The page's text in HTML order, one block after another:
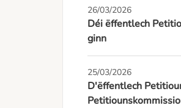
26/03/2026
Déi ëffentlech
ginn
25/03/2026
D'ëffentlech